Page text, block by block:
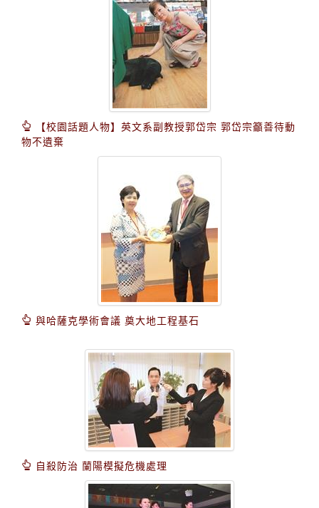
【校園話題人物】英文系副教授郭岱宗 郭岱宗籲善待動
物不遺棄
與哈薩克學術會議 奠大地工程基石
自殺防治 蘭陽模擬危機處理